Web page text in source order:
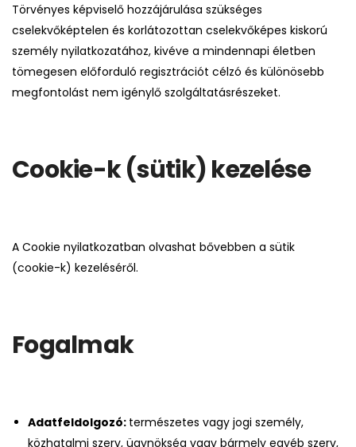
Törvényes képviselő hozzájárulása szükséges
cselekvőképtelen és korlátozottan cselekvőképes kiskorú
személy nyilatkozatához, kivéve a mindennapi életben
tömegesen előforduló regisztrációt célzó és különösebb
megfontolást nem igénylő szolgáltatásrészeket.
Cookie-k (sütik) kezelése
A Cookie nyilatkozatban olvashat bővebben a sütik
(cookie-k) kezeléséről.
Fogalmak
Adatfeldolgozó: természetes vagy jogi személy,
közhatalmi szerv, ügynökség vagy bármely egyéb szerv,